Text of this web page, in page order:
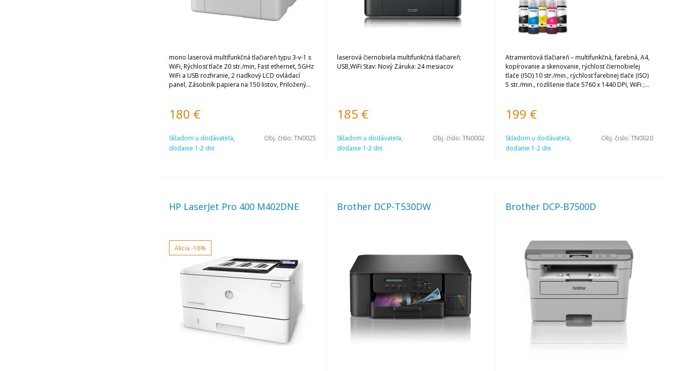
mono laserová multifunkčná tlačiareň typu 3-v-1 s
WiFi, Rýchlosť tlače 20 str./min, Fast ethernet, 5GHz
WiFi a USB rozhranie, 2 riadkový LCD ovládací
panel, Zásobník papiera na 150 listov, Priložený
180 €
Skladom u dodávateľa,
dodanie 1-2 dni
Obj. čislo:TN0025
laserová čiernobiela multifunkčná tlačiareň;
USB,WiFi Stav: Nový Záruka: 24 mesiacov
185 €
Skladom u dodávateľa,
dodanie 1-2 dni
Obj. čislo:TN0002
Atramentová tlačiareň – multifunkčná, farebná, A4,
kopírovanie a skenovanie, rýchlosť čiernobielej
tlače (ISO) 10 str./min., rýchlosť farebnej tlače (ISO)
5 str./min., rozlíšenie tlače 5760 x 1440 DPI, WiFi ;
199 €
Skladom u dodávateľa,
dodanie 1-2 dni
Obj. čislo: TN0020
HP LaserJet Pro 400 M402DNE
Akcia -18%
Brother DCP-T530DW Brother DCP-B7500D